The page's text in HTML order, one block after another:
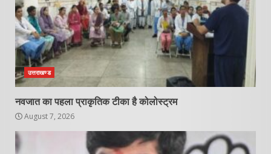
उत्तराखण्ड
नवजात का पहला प्राकृतिक टीका है कोलोस्ट्रम
August 7, 2026